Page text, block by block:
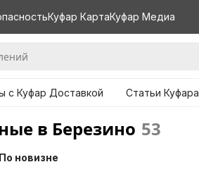
Куфар КартаКуфар Медиа
с Куфар Доставкой Статьи Куфара
в Березино 53
По новизне